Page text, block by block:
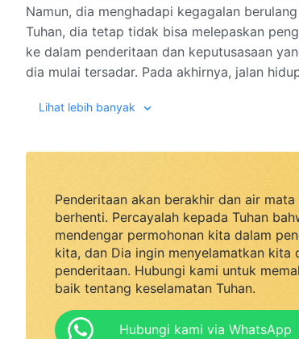
Namun, dia menghadapi kegagalan
Tuhan, dia tetap tidak bisa melepaskan
ke dalam penderitaan dan keputusasaan
dia mulai tersadar. Pada akhirnya, jalan
Lihat lebih banyak
Penderitaan akan berakhir dan air mata
berhenti. Percayalah kepada Tuhan
mendengar permohonan kita dalam
kita, dan Dia ingin menyelamatkan kita
penderitaan. Hubungi kami untuk
baik tentang keselamatan Tuhan.
Hubungi kami via WhatsApp